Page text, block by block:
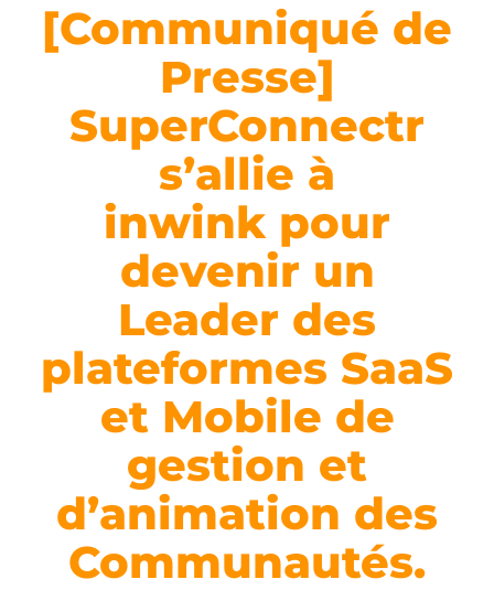
[Communiqué de
Presse]
SuperConnectr
s’allie à
inwink pour
devenir un
Leader des
plateformes SaaS
et Mobile de
gestion et
d’animation des
Communautés.